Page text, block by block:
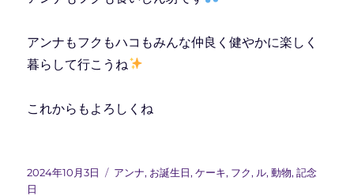
アンナもフクもハコもみんな仲良く健やかに楽しく
暮らして行こうね
これからもよろしくね
投
稿
2024年10月3日
カ
アンナ, お誕生日,ケーキ, フク, ル,動物,記念
日